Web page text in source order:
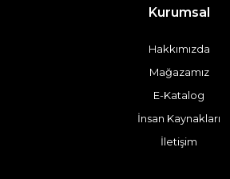
Kurumsal
Hakkımızda
Mağazamız
E-Katalog
İnsan Kaynakları
İletişim